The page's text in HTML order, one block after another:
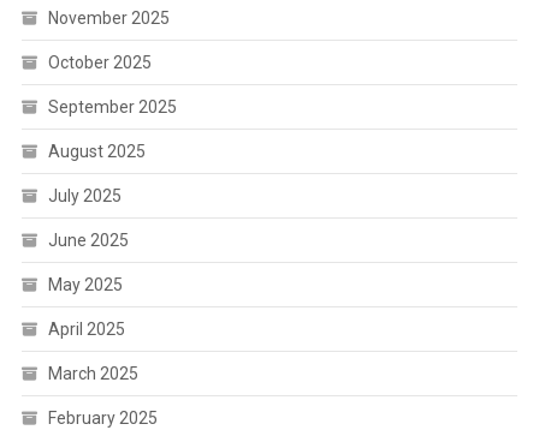
November 2025
October 2025
September 2025
August 2025
July 2025
June 2025
May 2025
April 2025
March 2025
February 2025